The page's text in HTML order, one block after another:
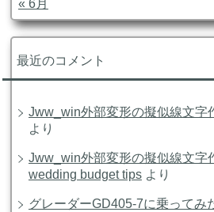
« 6月
最近のコメント
Jww_win外部変形の擬似線文字
より
Jww_win外部変形の擬似線文字
wedding budget tipsより
グレーダーGD405-7に乗ってみ